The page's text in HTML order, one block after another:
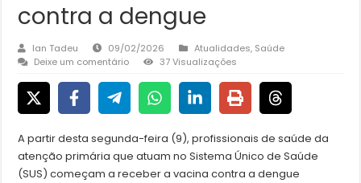
contra a dengue
Ian Tadeu 09/02/2026 Atualidades, Saúde
Deixe um comentário
37 Visualizações
A partir desta segunda-feira (9), profissionais de saúde da
atenção primária que atuam no Sistema Único de Saúde
(SUS) começam a receber a vacina contra a dengue